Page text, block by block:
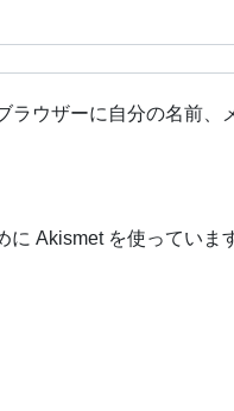
ラウザーに自分の名前、
Akismet を使っていま